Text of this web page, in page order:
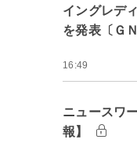
イングレデ
を発表〔Ｇ
16:49
ニュースワ
報】